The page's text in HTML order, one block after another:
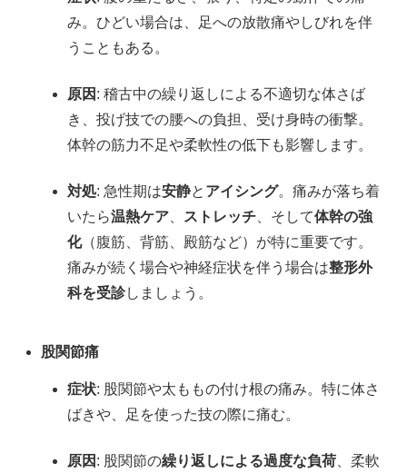
み。ひどい場合は、足への放散痛やしびれを伴
うこともある。
原因 : 稽古中の繰り返しによる不適切な体さば
き、投げ技での腰への負担、受け身時の衝撃。
体幹の筋力不足や柔軟性の低下も影響します。
対処: 急性期は安静と アイシング。痛みが落ち着
いたら温熱ケア、 ストレッチ、そして体幹の強
化（腹筋、背筋、殿筋など）が特に重要です。
痛みが続く場合や神経症状を伴う場合は整形外
科を受診しましょう。
股関節痛
症状: 股関節や太ももの付け根の痛み。特に体さ
ばきや、足を使った技の際に痛む。
原因 : 股関節の繰り返しによる過度な負荷 、柔軟